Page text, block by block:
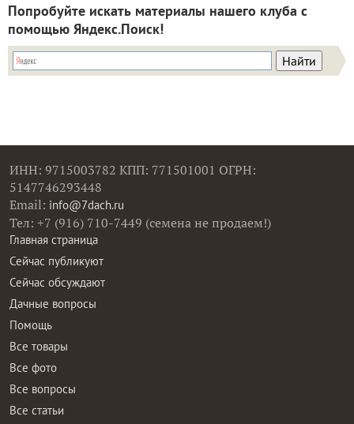
Попробуйте искать материалы нашего клуба с
помощью Яндекс.Поиск!
ИНН: 9715003782 КПП: 771501001 ОГРН:
5147746293448
Email: info@7dach.ru
Тел: +7 (916) 710-7449 (семена не продаем!)
Главная страница
Сейчас публикуют
Сейчас обсуждают
Дачные вопросы
Помощь
Все товары
Все фото
Все вопросы
Все статьи